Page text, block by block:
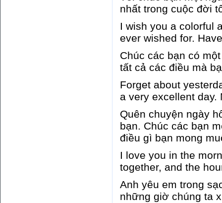
nhất trong cuộc đời
I wish you a colorful
ever wished for.
Chúc các bạn có
tất cả các điều mà
Forget about
a very excellent day.
Quên chuyện ngày
bạn. Chúc các bạn
điều gì bạn mong
I love you in the
together, and the
Anh yêu em trong
những giờ chúng ta